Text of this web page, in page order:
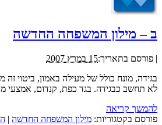
ב – מילון המשפחה החדשה
| פורסם בתאריך:15 במרץ 2007
בגידה, מונח כולל של מעילה באמון, ביטוי
לא תחשב כבגידה. בגד כפת, קנדום, אמצעי
להמשך קריאה
פורסם בקטגוריות: מילון המשפחה החדשה |